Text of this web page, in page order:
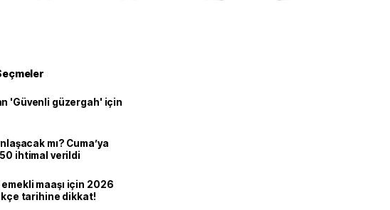
'Güvenli güzergah' için
mı? Cuma’ya
ihtimal verildi
emekli maaşı için 2026
tarihine dikkat!